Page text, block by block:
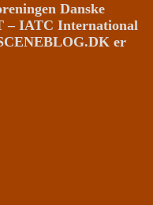
Danske
– IATC International
er